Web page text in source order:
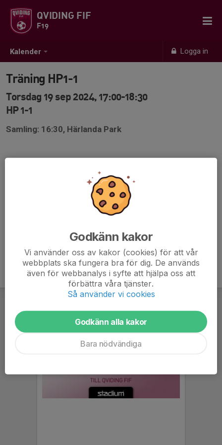
Kalender Logga in
QVIDING FIF
F19
Träning HP1-1
Torsdag 19 sep 2024, 17:00-18:30
HP 1-1
Samling: 16:30, Härlanda Park
Godkänn kakor
Vi använder oss av kakor (cookies) för att vår
webbplats ska fungera bra för dig. De används
även för webbanalys i syfte att hjälpa oss att
förbättra våra tjänster.
Så använder vi cookies
Godkänn alla kakor
Bara nödvändiga